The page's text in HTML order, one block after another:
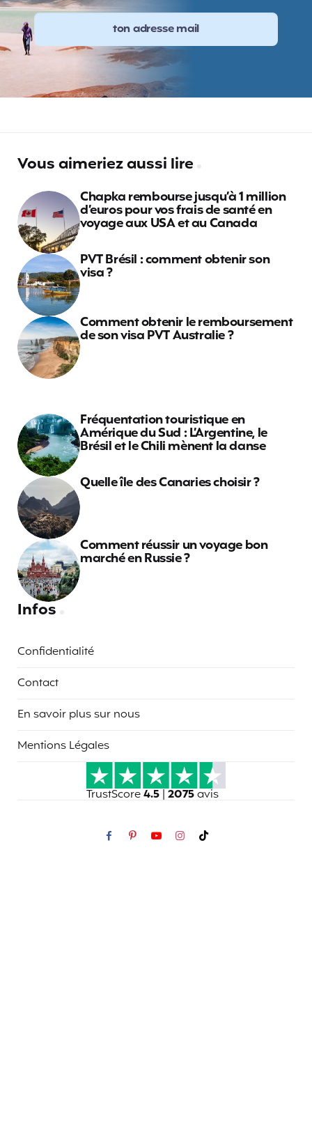
Vous aimeriez aussi lire
Chapka rembourse jusqu’à 1 million
d’euros pour vos frais de santé en
voyage aux USA et au Canada
PVT Brésil : comment obtenir son
visa ?
Comment obtenir le remboursement
de son visa PVT Australie ?
Fréquentation touristique en
Amérique du Sud : L’Argentine, le
Brésil et le Chili mènent la danse
Quelle île des Canaries choisir ?
Comment réussir un voyage bon
marché en Russie ?
Infos
Confidentialité
Contact
En savoir plus sur nous
Mentions Légales
TrustScore4.5 | 2075avis